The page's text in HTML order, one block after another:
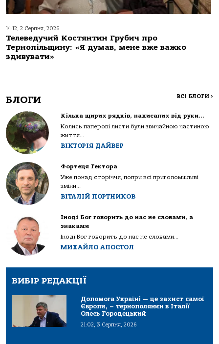
14:12, 2 Серпня, 2026
Телеведучий Костянтин Грубич про
Тернопільщину: «Я думав, мене вже важко
здивувати»
БЛОГИ ВСІ БЛОГИ >
Кілька щирих рядків, написаних від руки…
Колись паперові листи були звичайною частиною
життя...
ВІКТОРІЯ ДАЙВЕР
Фортеця Гектора
Уже понад сторіччя, попри всі приголомшливі
зміни...
ВІТАЛІЙ ПОРТНИКОВ
Іноді Бог говорить до нас не словами, а
знаками
Іноді Бог говорить до нас не словами...
МИХАЙЛО АПОСТОЛ
ВИБІР РЕДАКЦІЇ
Допомога Україні — це захист самої
Європи, – тернополянин в Італії
Олесь Городецький
21:02, 3 Серпня, 2026